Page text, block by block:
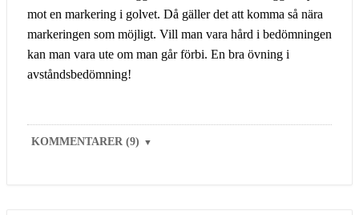
mot en markering i golvet. Då gäller det att komma så nära
markeringen som möjligt. Vill man vara hård i bedömningen
kan man vara ute om man går förbi. En bra övning i
avståndsbedömning!
KOMMENTARER (9) ▼